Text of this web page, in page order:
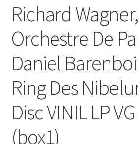
Richard Wagner,
Orchestre De
Daniel
Ring Des
Disc VINIL LP
(box1)